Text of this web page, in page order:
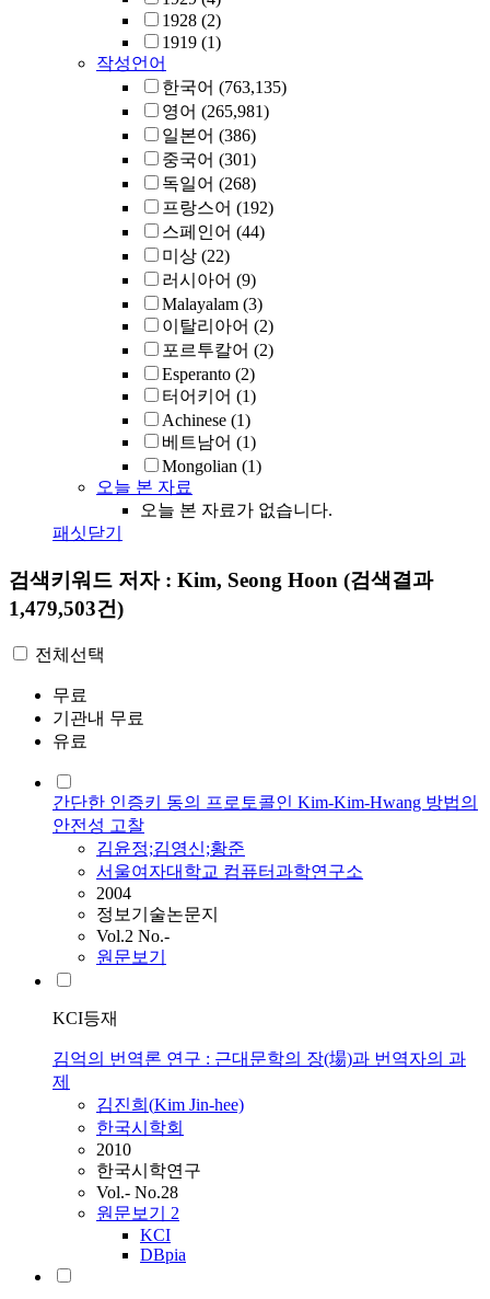
1928 (2)
1919 (1)
작성언어
한국어 (763,135)
영어 (265,981)
일본어 (386)
중국어 (301)
독일어 (268)
프랑스어 (192)
스페인어 (44)
미상 (22)
러시아어 (9)
Malayalam (3)
이탈리아어 (2)
포르투칼어 (2)
Esperanto (2)
터어키어 (1)
Achinese (1)
베트남어 (1)
Mongolian (1)
오늘 본 자료
오늘 본 자료가 없습니다.
패싯닫기
검색키워드 저자 : Kim, Seong Hoon (검색결과
1,479,503건)
전체선택
무료
기관내 무료
유료
간단한 인증키 동의 프로토콜인 Kim-Kim-Hwang 방법의
안전성 고찰
김윤정;김영신;황준
서울여자대학교 컴퓨터과학연구소
2004
정보기술논문지
Vol.2 No.-
원문보기
KCI등재
김억의 번역론 연구 : 근대문학의 장(場)과 번역자의 과
제
김진희(Kim Jin-hee)
한국시학회
2010
한국시학연구
Vol.- No.28
원문보기 2
KCI
DBpia